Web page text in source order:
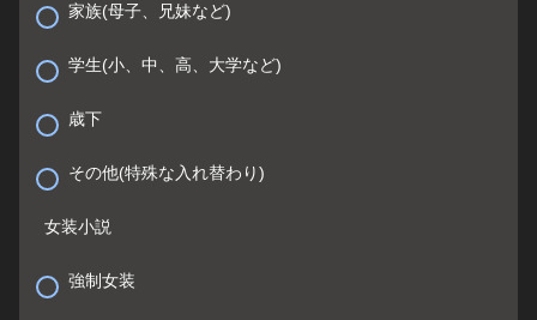
家族(母子、兄妹など)
学生(小、中、高、大学など)
歳下
その他(特殊な入れ替わり)
女装小説
強制女装